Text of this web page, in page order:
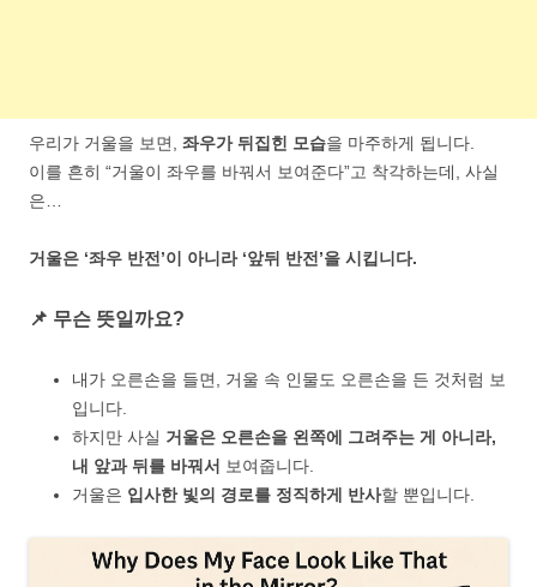
우리가 거울을 보면, 좌우가 뒤집힌 모습을 마주하게 됩니다.
이를 흔히 “거울이 좌우를 바꿔서 보여준다”고 착각하는데, 사실
은…
거울은 ‘좌우 반전’이 아니라 ‘앞뒤 반전’을 시킵니다.
📌 무슨 뜻일까요?
내가 오른손을 들면, 거울 속 인물도 오른손을 든 것처럼 보
입니다.
하지만 사실 거울은 오른손을 왼쪽에 그려주는 게 아니라,
내 앞과 뒤를 바꿔서 보여줍니다.
거울은 입사한 빛의 경로를 정직하게 반사할 뿐입니다.